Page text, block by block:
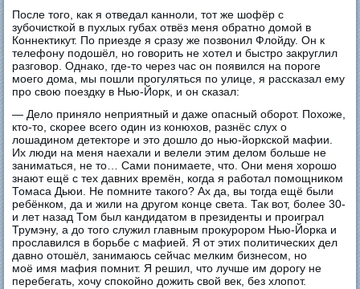
После того, как я отведал канноли, тот же шофёр с
зубочисткой в пухлых губах отвёз меня обратно домой в
Коннектикут. По приезде я сразу же позвонил Флойду. Он к
телефону подошёл, но говорить не хотел и быстро закруглил
разговор. Однако, где-то через час он появился на пороге
моего дома, мы пошли прогуляться по улице, я рассказал ему
про свою поездку в Нью-Йорк, и он сказал:
— Дело приняло неприятный и даже опасный оборот. Похоже,
кто-то, скорее всего один из конюхов, разнёс слух о
лошадином детекторе и это дошло до нью-йоркской мафии.
Их люди на меня наехали и велели этим делом больше не
заниматься, не то… Сами понимаете, что. Они меня хорошо
знают ещё с тех давних времён, когда я работал помощником
Томаса Дьюи. Не помните такого? Ах да, вы тогда ещё были
ребёнком, да и жили на другом конце света. Так вот, более 30-
и лет назад Том был кандидатом в президенты и проиграл
Трумэну, а до того служил главным прокурором Нью-Йорка и
прославился в борьбе с мафией. Я от этих политических дел
давно отошёл, занимаюсь сейчас мелким бизнесом, но
моё имя мафия помнит. Я решил, что лучше им дорогу не
перебегать, хочу спокойно дожить свой век, без хлопот.